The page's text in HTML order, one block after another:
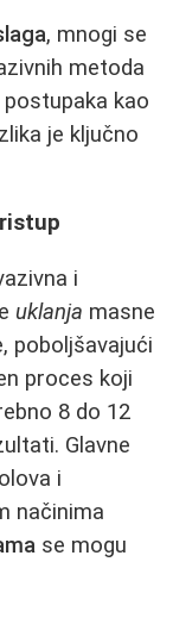
, mnogi se
metoda
kao
je ključno
i
uklanja masne
poboljšavajući
proces koji
8 do 12
Glavne
i
načinima
se mogu